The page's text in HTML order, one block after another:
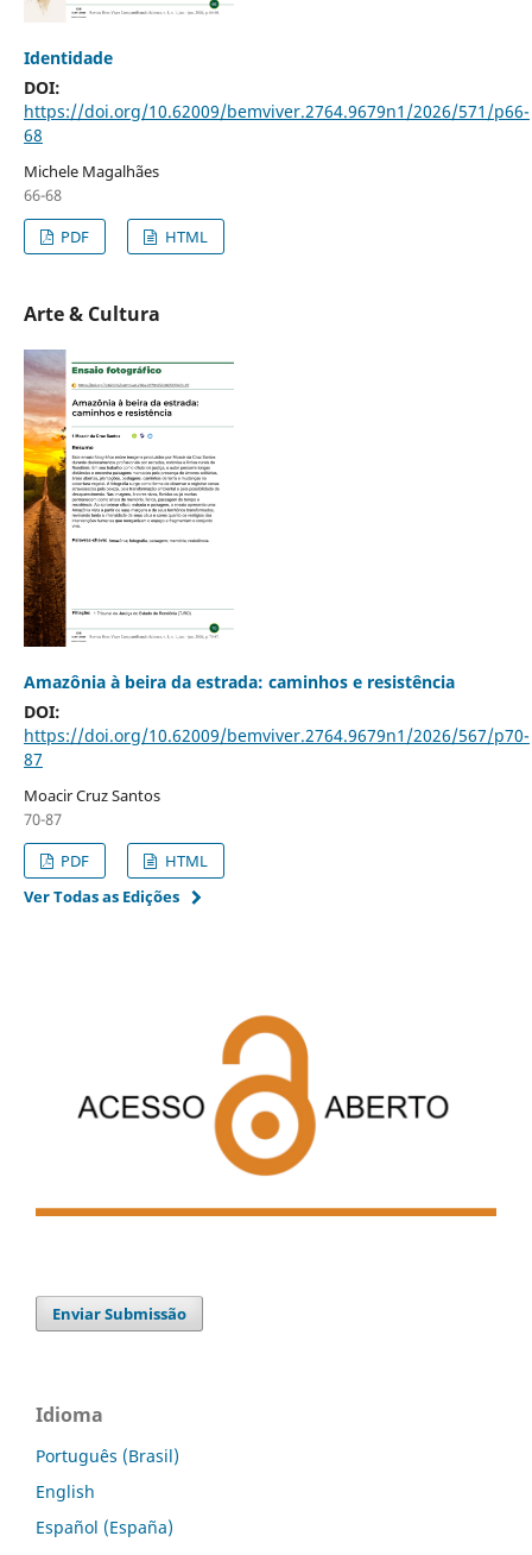
Identidade
DOI:
https://doi.org/10.62009/bemviver.2764.9679n1/2026/571/p66-
68
Michele Magalhães
66-68
PDF
HTML
Arte & Cultura
Amazônia à beira da estrada: caminhos e resistência
DOI:
https://doi.org/10.62009/bemviver.2764.9679n1/2026/567/p70-
87
Moacir Cruz Santos
70-87
PDF
HTML
Ver Todas as Edições
Enviar Submissão
Idioma
Português (Brasil)
English
Español (España)